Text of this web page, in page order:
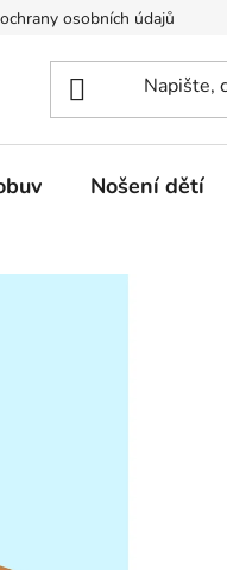
osobních údajů
Nošení dětí